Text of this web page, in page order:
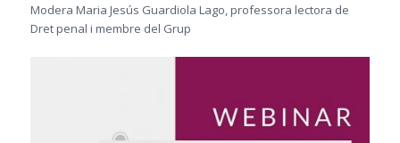
Modera Maria Jesús Guardiola Lago, professora lectora de
Dret penal i membre del Grup